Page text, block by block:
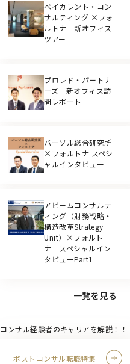
ベイカレント・コン
サルティング ×フォ
ルトナ 新オフィス
ツアー
プロレド・パートナ
ーズ 新オフィス訪
問レポート
パーソル総合研究所
×フォルトナ スペシ
ャルインタビュー
アビームコンサルテ
ィング（財務戦略・
構造改革Strategy
Unit）×フォルト
ナ スペシャルイン
タビューPart1
一覧を見る
コンサル経験者のキャリアを解説！！
ポストコンサル転職特集